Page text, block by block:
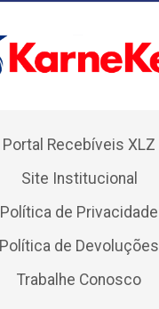
Portal Recebíveis XLZ
Site Institucional
Política de Privacidade
Política de Devoluções
Trabalhe Conosco